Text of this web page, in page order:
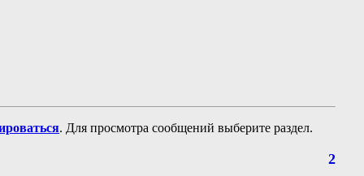
. Для просмотра сообщений выберите раздел.
2